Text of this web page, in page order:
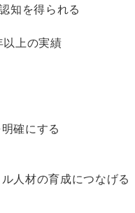
知を得られる
上の実績
確にする
人材の育成につなげる